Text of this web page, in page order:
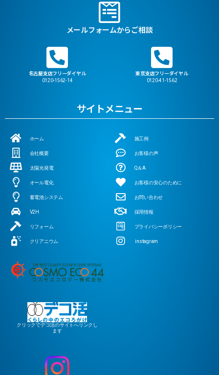
メールフォームからご相談
名古屋支店フリーダイヤル
0120-1562-14
東京支店フリーダイヤル
0120-41-1562
サイトメニュー
ホーム
会社概要
太陽光発電
オール電化
蓄電池システム
V2H
リフォーム
クリアニウム
施工例
お客様の声
Q＆A
お客様の安心のために
お問い合わせ
採用情報
プライバシーポリシー
instagram
クリックでデコ活のサイトへリンクし
ます